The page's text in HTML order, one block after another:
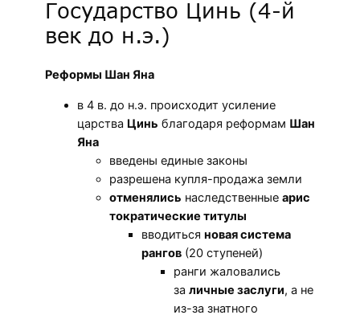
Государство Цинь (4-й
век до н.э.)
Реформы Шан Яна
в 4 в. до н.э. происходит усиление
царства Цинь благодаря реформам Шан
Яна
введены единые законы
разрешена купля-продажа земли
отменялись наследственные арис
тократические титулы
вводиться новая система
рангов (20 ступеней)
ранги жаловались
за личные заслуги, а не
из-за знатного